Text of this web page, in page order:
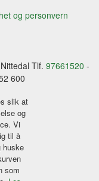
og personvern
Tlf. 97661520 -
600
slik at
og
Vi
til å
huske
som